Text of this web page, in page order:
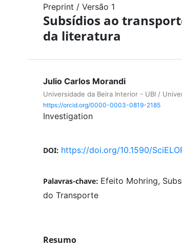
Preprint / Versão 1
Subsídios ao
da literatura
Julio Carlos Morandi
Universidade da Beira Interior - UBI /
https://orcid.org/0000-0003-0819-2185
Investigation
DOI: https://doi.org/10.1590/
Palavras-chave: Efeito Mohring,
do Transporte
Resumo